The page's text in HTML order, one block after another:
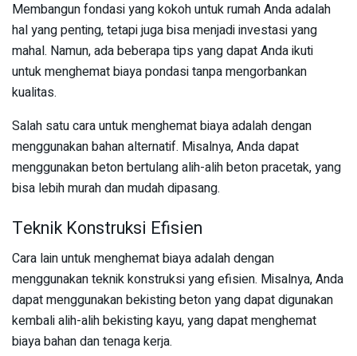
Membangun fondasi yang kokoh untuk rumah Anda adalah
hal yang penting, tetapi juga bisa menjadi investasi yang
mahal. Namun, ada beberapa tips yang dapat Anda ikuti
untuk menghemat biaya pondasi tanpa mengorbankan
kualitas.
Salah satu cara untuk menghemat biaya adalah dengan
menggunakan bahan alternatif. Misalnya, Anda dapat
menggunakan beton bertulang alih-alih beton pracetak, yang
bisa lebih murah dan mudah dipasang.
Teknik Konstruksi Efisien
Cara lain untuk menghemat biaya adalah dengan
menggunakan teknik konstruksi yang efisien. Misalnya, Anda
dapat menggunakan bekisting beton yang dapat digunakan
kembali alih-alih bekisting kayu, yang dapat menghemat
biaya bahan dan tenaga kerja.